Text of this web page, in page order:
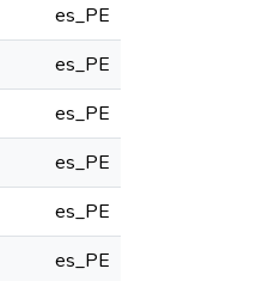
es_PE
es_PE
es_PE
es_PE
es_PE
es_PE